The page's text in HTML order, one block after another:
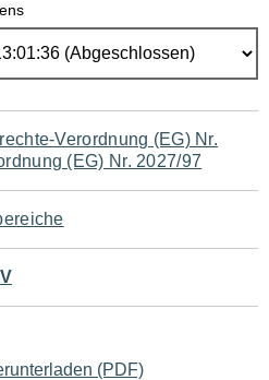
Verordnung (EG) Nr.
(EG) Nr. 2027/97
(PDF)